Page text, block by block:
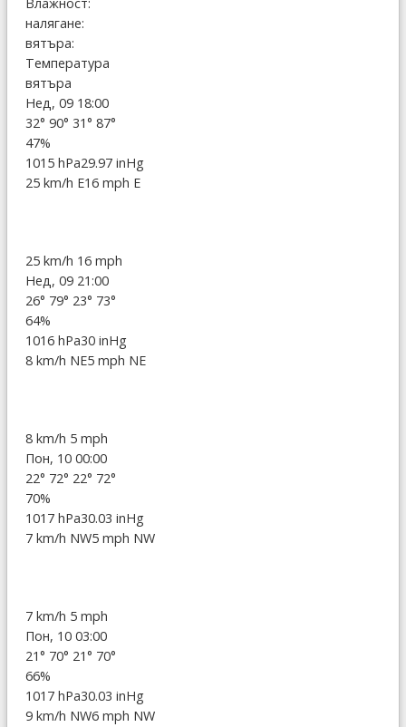
налягане:
вятъра:
Температура
вятъра
Нед, 09 18:00
32° 90° 31° 87°
47%
1015 hPa29.97 inHg
25 km/h E16 mph E
25 km/h 16 mph
Нед, 09 21:00
26° 79° 23° 73°
64%
1016 hPa30 inHg
8 km/h NE5 mph NE
8 km/h 5 mph
Пон, 10 00:00
22° 72° 22° 72°
70%
1017 hPa30.03 inHg
7 km/h NW5 mph NW
7 km/h 5 mph
Пон, 10 03:00
21° 70° 21° 70°
66%
1017 hPa30.03 inHg
9 km/h NW6 mph NW